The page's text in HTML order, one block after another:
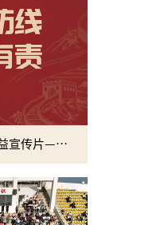
2026年全国保密宣传教育月公益宣传片—方寸之间